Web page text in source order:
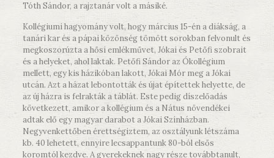
Tóth Sándor, a rajztanár volt a másiké.
Kollégiumi hagyomány volt, hogy március 15-én a diákság, a
tanári kar és a pápai közönség tömött sorokban felvonult és
megkoszorúzta a hősi emlékművet, Jókai és Petőfi szobrait
és a helyeket, ahol laktak. Petőfi Sándor az Ókollégium
mellett, egy kis házikóban lakott, Jókai Mór meg a Jókai
utcán. Azt a házat lebontották és újat építettek helyette, de
az új házra is felrakták a táblát. Este pedig díszelőadás
következett, amikor a kollégium és a Nátus növendékei
adtak elő egy magyar darabot a Jókai Színházban.
Negyvenkettőben érettségiztem, az osztályunk létszáma
kb. 40 lehetett, ennyire lecsappantunk 80-ból elsős
koromtól kezdve. A gyerekeknek nagy része továbbtanult,